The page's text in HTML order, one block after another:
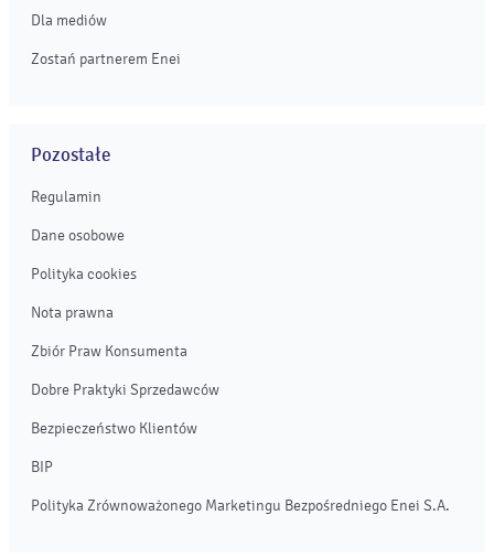
Dla mediów
Zostań partnerem Enei
Pozostałe
Regulamin
Dane osobowe
Polityka cookies
Nota prawna
Zbiór Praw Konsumenta
Dobre Praktyki Sprzedawców
Bezpieczeństwo Klientów
BIP
Polityka Zrównoważonego Marketingu Bezpośredniego Enei S.A.